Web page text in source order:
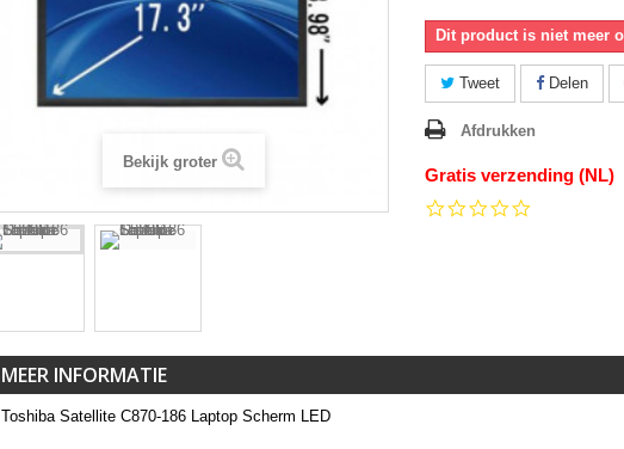
Bekijk groter
Dit product is niet meer
Tweet Delen
Afdrukken
Gratis verzending (NL)
MEER INFORMATIE
Toshiba Satellite C870-186 Laptop Scherm LED